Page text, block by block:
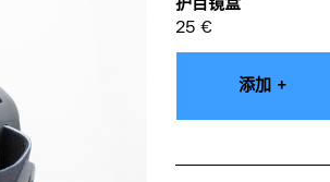
25 €
添加 +